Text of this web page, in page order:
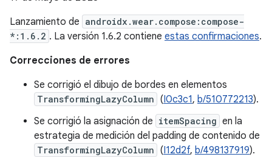
Lanzamiento de androidx.wear.compose:compose-
*:1.6.2 . La versión 1.6.2 contiene estas confirmaciones.
Correcciones de errores
Se corrigió el dibujo de bordes en elementos
TransformingLazyColumn (I0c3c1, b/510772213).
Se corrigió la asignación de itemSpacing en la
estrategia de medición del padding de contenido de
TransformingLazyColumn (I12d2f, b/498137919).